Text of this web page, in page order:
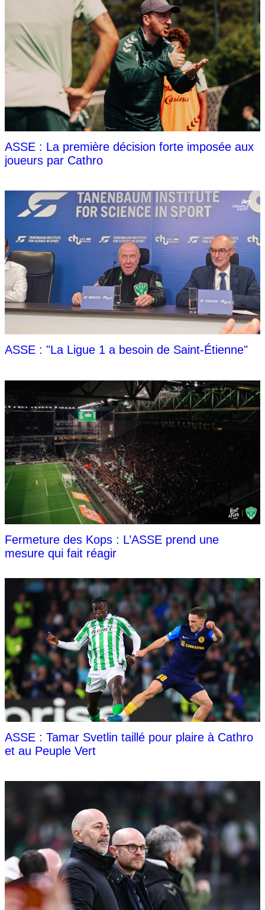
ASSE : La première décision forte imposée aux
joueurs par Cathro
ASSE : "La Ligue 1 a besoin de Saint-Étienne"
Fermeture des Kops : L’ASSE prend une
mesure qui fait réagir
ASSE : Tamar Svetlin taillé pour plaire à Cathro
et au Peuple Vert